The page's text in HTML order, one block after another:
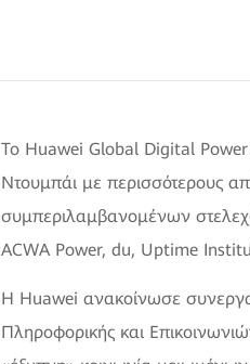
Το Huawei Global Digital Power
Ντουμπάι με περισσότερους
συμπεριλαμβανομένων
ACWA Power, du, Uptime
Η Huawei ανακοίνωσε
Πληροφορικής και